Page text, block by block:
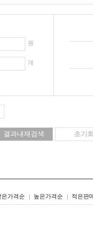
원
개
은가격순 높은가격순 적은판